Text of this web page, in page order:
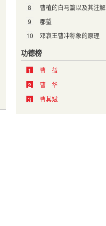
8
曹植的白马篇以及其注解
9
郡望
10
邓哀王曹冲称象的原理
功德榜
1 曹 益
2
曹 华
3
曹其斌